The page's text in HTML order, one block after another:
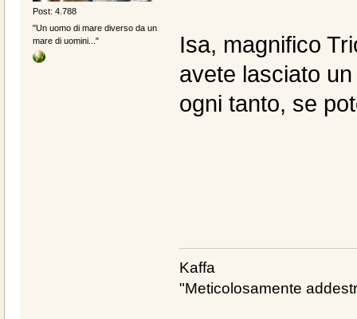
Post: 4.788
"Un uomo di mare diverso da un
mare di uomini..."
Isa, magnifico
avete lasciato
ogni tanto, se
Kaffa
"Meticolosamente